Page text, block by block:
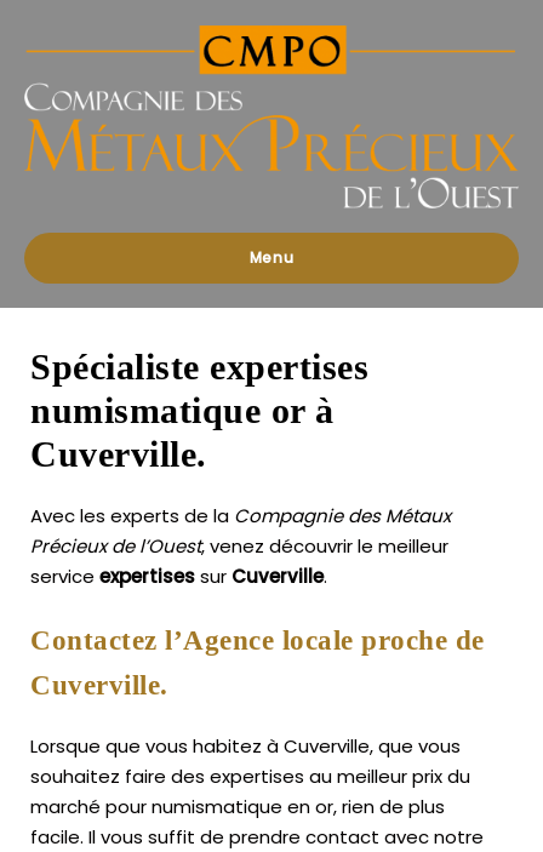
des
Précieux
l'Ouest
Menu
Spécialiste expertises
numismatique or à
Cuverville.
Avec les experts de la Compagnie des Métaux
Précieux de l’Ouest, venez découvrir le meilleur
service expertisessur Cuverville.
Contactez l’Agence locale proche de
Cuverville.
Lorsque que vous habitez à Cuverville, que vous
souhaitez faire des expertises au meilleur prix du
marché pour numismatique en or, rien de plus
facile. Il vous suffit de prendre contact avec notre